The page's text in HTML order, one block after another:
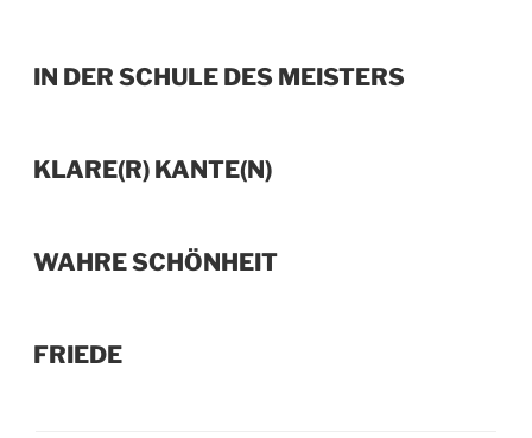
IN DER SCHULE DES MEISTERS
KLARE(R) KANTE(N)
WAHRE SCHÖNHEIT
FRIEDE